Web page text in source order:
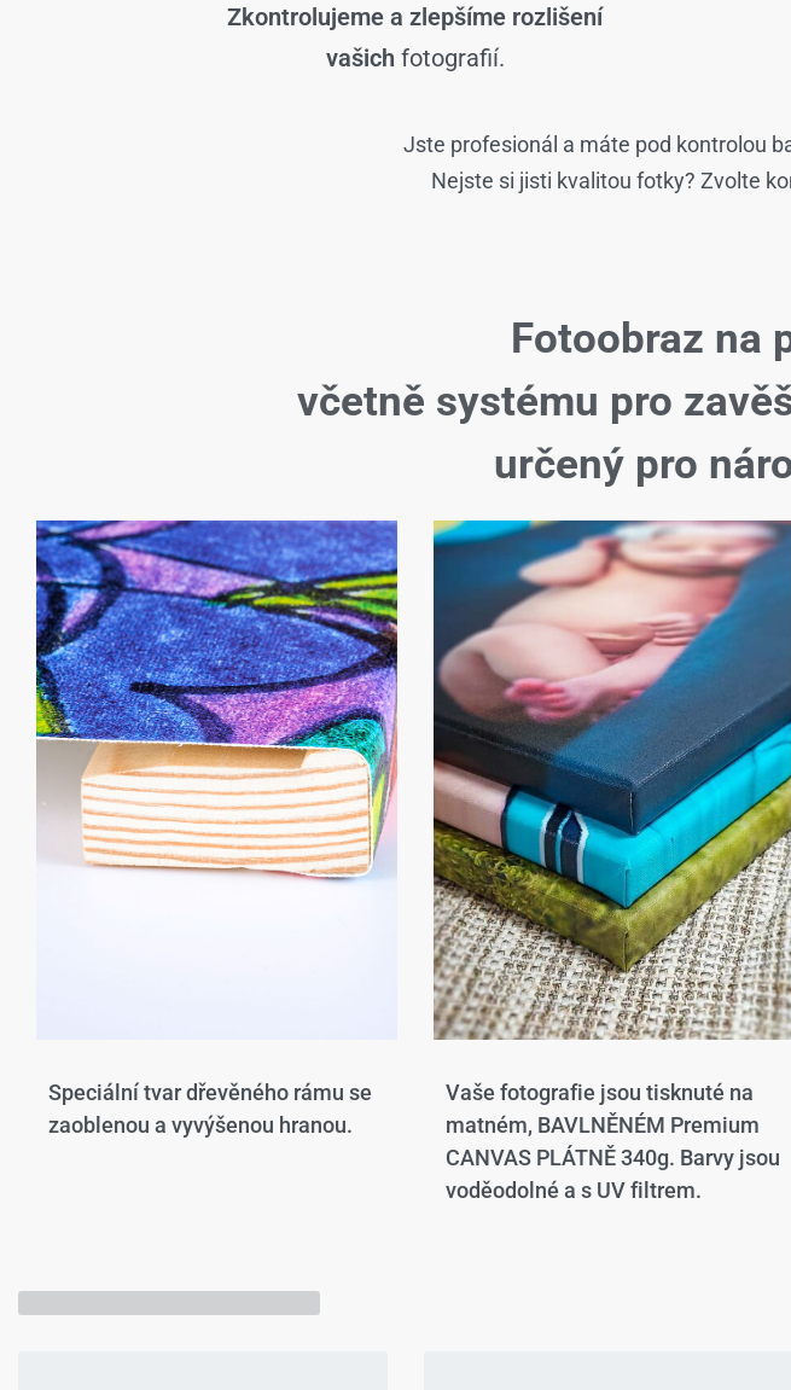
Zkontrolujeme a zlepšíme rozlišení
vašich fotografií.
Jste profesionál a máte pod kontrolou
Nejste si jisti kvalitou fotky? Zvolte
Fotoobraz na
včetně systému pro
určený pro
Speciální tvar dřevěného rámu se
zaoblenou a vyvýšenou hranou.​
Vaše fotografie jsou tisknuté na
matném, BAVLNĚNÉM Premium
CANVAS PLÁTNĚ 340g. Barvy jsou
voděodolné a s UV filtrem.
Mohlo by se Vám líbit…